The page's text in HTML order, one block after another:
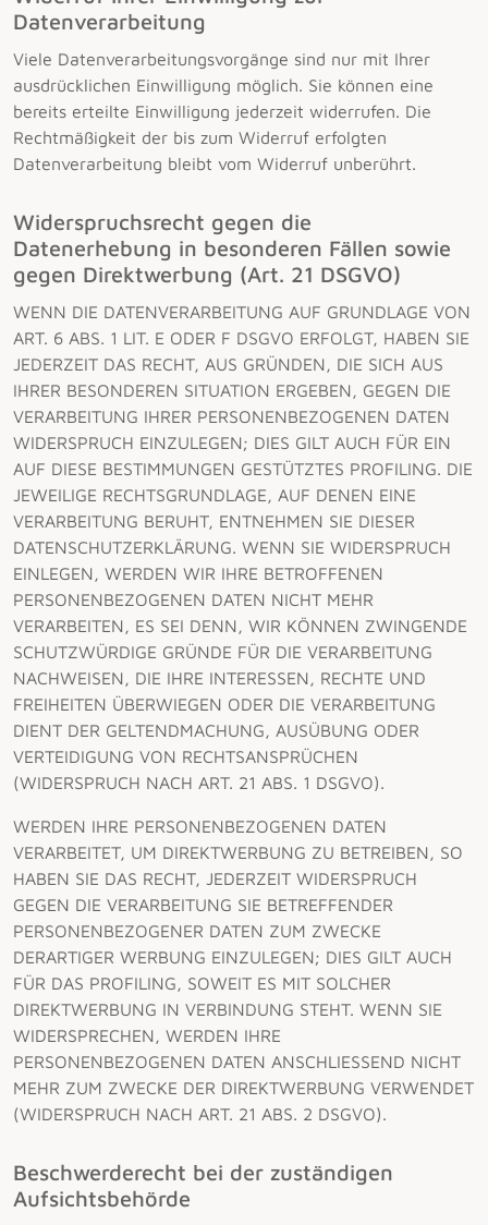
Datenverarbeitung
Viele Datenverarbeitungsvorgänge sind nur mit Ihrer
ausdrücklichen Einwilligung möglich. Sie können eine
bereits erteilte Einwilligung jederzeit widerrufen. Die
Rechtmäßigkeit der bis zum Widerruf erfolgten
Datenverarbeitung bleibt vom Widerruf unberührt.
Widerspruchsrecht gegen die
Datenerhebung in besonderen Fällen sowie
gegen Direktwerbung (Art. 21 DSGVO)
WENN DIE DATENVERARBEITUNG AUF GRUNDLAGE VON
ART. 6 ABS. 1 LIT. E ODER F DSGVO ERFOLGT, HABEN SIE
JEDERZEIT DAS RECHT, AUS GRÜNDEN, DIE SICH AUS
IHRER BESONDEREN SITUATION ERGEBEN, GEGEN DIE
VERARBEITUNG IHRER PERSONENBEZOGENEN DATEN
WIDERSPRUCH EINZULEGEN; DIES GILT AUCH FÜR EIN
AUF DIESE BESTIMMUNGEN GESTÜTZTES PROFILING. DIE
JEWEILIGE RECHTSGRUNDLAGE, AUF DENEN EINE
VERARBEITUNG BERUHT, ENTNEHMEN SIE DIESER
DATENSCHUTZERKLÄRUNG. WENN SIE WIDERSPRUCH
EINLEGEN, WERDEN WIR IHRE BETROFFENEN
PERSONENBEZOGENEN DATEN NICHT MEHR
VERARBEITEN, ES SEI DENN, WIR KÖNNEN ZWINGENDE
SCHUTZWÜRDIGE GRÜNDE FÜR DIE VERARBEITUNG
NACHWEISEN, DIE IHRE INTERESSEN, RECHTE UND
FREIHEITEN ÜBERWIEGEN ODER DIE VERARBEITUNG
DIENT DER GELTENDMACHUNG, AUSÜBUNG ODER
VERTEIDIGUNG VON RECHTSANSPRÜCHEN
(WIDERSPRUCH NACH ART. 21 ABS. 1 DSGVO).
WERDEN IHRE PERSONENBEZOGENEN DATEN
VERARBEITET, UM DIREKTWERBUNG ZU BETREIBEN, SO
HABEN SIE DAS RECHT, JEDERZEIT WIDERSPRUCH
GEGEN DIE VERARBEITUNG SIE BETREFFENDER
PERSONENBEZOGENER DATEN ZUM ZWECKE
DERARTIGER WERBUNG EINZULEGEN; DIES GILT AUCH
FÜR DAS PROFILING, SOWEIT ES MIT SOLCHER
DIREKTWERBUNG IN VERBINDUNG STEHT. WENN SIE
WIDERSPRECHEN, WERDEN IHRE
PERSONENBEZOGENEN DATEN ANSCHLIESSEND NICHT
MEHR ZUM ZWECKE DER DIREKTWERBUNG VERWENDET
(WIDERSPRUCH NACH ART. 21 ABS. 2 DSGVO).
Beschwerde­recht bei der zuständigen
Aufsichts­behörde